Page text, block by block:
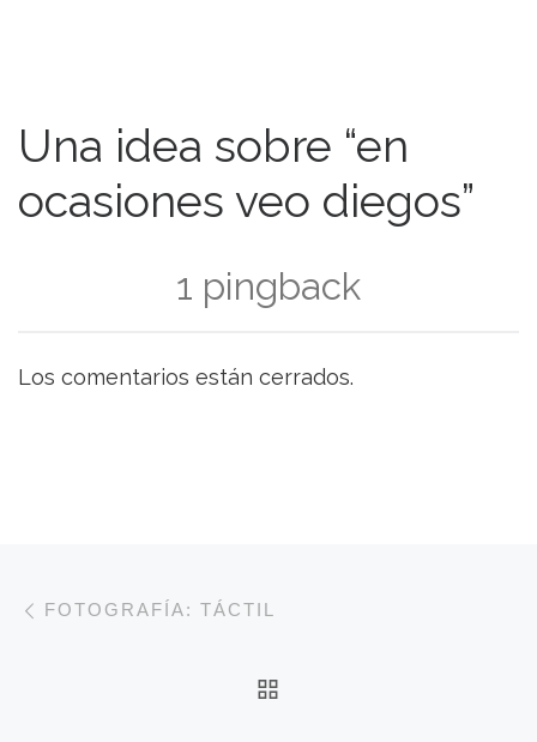
Una idea sobre “en
ocasiones veo diegos”
1 pingback
Los comentarios están cerrados.
Navegación de entradas
FOTOGRAFÍA: TÁCTIL